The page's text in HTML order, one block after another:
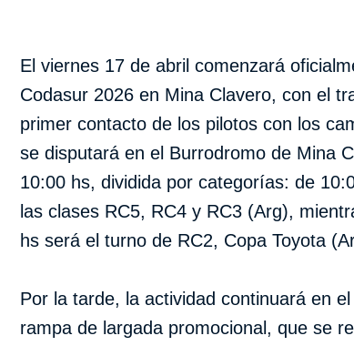
El viernes 17 de abril comenzará
Codasur 2026 en Mina Clavero, con el
primer contacto de los pilotos con los
se disputará en el Burrodromo de Mina
10:00 hs, dividida por categorías: de
las clases RC5, RC4 y RC3 (Arg),
hs será el turno de RC2, Copa Toyota
Por la tarde, la actividad continuará en
rampa de largada promocional, que se